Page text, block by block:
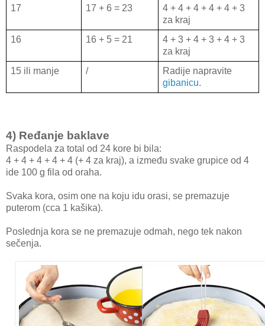
17
17 + 6 = 23
4 + 4 + 4 + 4 + 4 + 3
za kraj
16
16 + 5 = 21
4 + 3 + 4 + 3 + 4 + 3
za kraj
15 ili manje
/
Radije napravite
gibanicu.
4) Ređanje baklave
Raspodela za total od 24 kore bi bila:
4 + 4 + 4 + 4 + 4 (+ 4 za kraj), a između svake grupice od 4
ide 100 g fila od oraha.
Svaka kora, osim one na koju idu orasi, se premazuje
puterom (cca 1 kašika).
Poslednja kora se ne premazuje odmah, nego tek nakon
sečenja.